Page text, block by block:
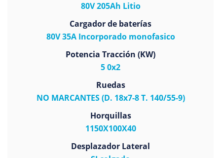
80V 205Ah Litio
Cargador de baterías
80V 35A Incorporado monofasico
Potencia Tracción (KW)
5 0x2
Ruedas
NO MARCANTES (D. 18x7-8 T. 140/55-9)
Horquillas
1150X100X40
Desplazador Lateral